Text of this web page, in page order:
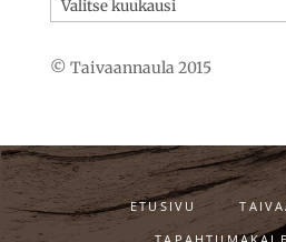
© Taivaannaula 2015
ETUSIVU